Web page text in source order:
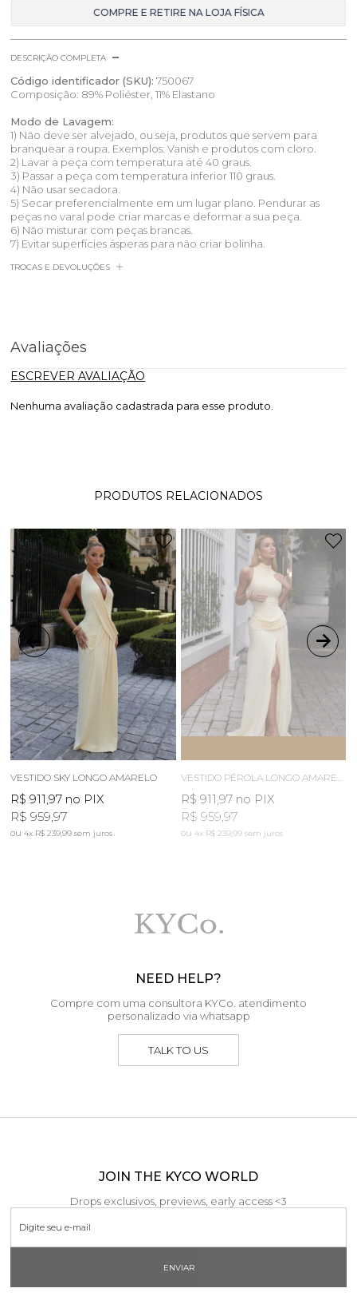
COMPRE E RETIRE NA LOJA FÍSICA
DESCRIÇÃO COMPLETA
Código identificador (SKU): 750067
Composição: 89% Poliéster, 11% Elastano
Modo de Lavagem:
1) Não deve ser alvejado, ou seja, produtos que servem para
branquear a roupa. Exemplos: Vanish e produtos com cloro.
2) Lavar a peça com temperatura até 40 graus.
3) Passar a peça com temperatura inferior 110 graus.
4) Não usar secadora.
5) Secar preferencialmente em um lugar plano. Pendurar as
peças no varal pode criar marcas e deformar a sua peça.
6) Não misturar com peças brancas.
7) Evitar superfícies ásperas para não criar bolinha.
TROCAS E DEVOLUÇÕES
Avaliações
ESCREVER AVALIAÇÃO
Nenhuma avaliação cadastrada para esse produto.
PRODUTOS RELACIONADOS
VESTIDO SKY LONGO AMARELO
R$ 911,97 no PIX
R$ 959,97
4x R$ 239,99sem juros
VESTIDO PÉROLA LONGO AMARELO MANTEIGA
R$ 911,97no PIX
R$ 959,97
4x R$ 239,99 sem juros
NEED HELP?
Compre com uma consultora KYCo. atendimento
personalizado via whatsapp
TALK TO US
JOIN THE KYCO WORLD
Drops exclusivos, previews, early access <3
ENVIAR